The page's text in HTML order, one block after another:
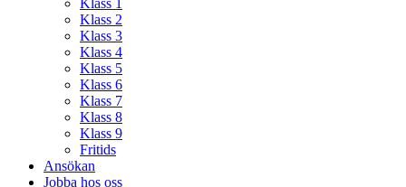
Klass 1
Klass 2
Klass 3
Klass 4
Klass 5
Klass 6
Klass 7
Klass 8
Klass 9
Fritids
Ansökan
Jobba hos oss